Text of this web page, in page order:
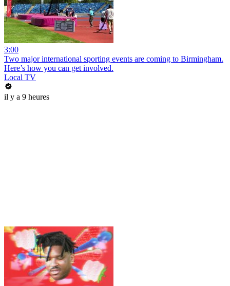
3:00
Two major international sporting events are coming to Birmingham.
Here’s how you can get involved.
Local TV
il y a 9 heures